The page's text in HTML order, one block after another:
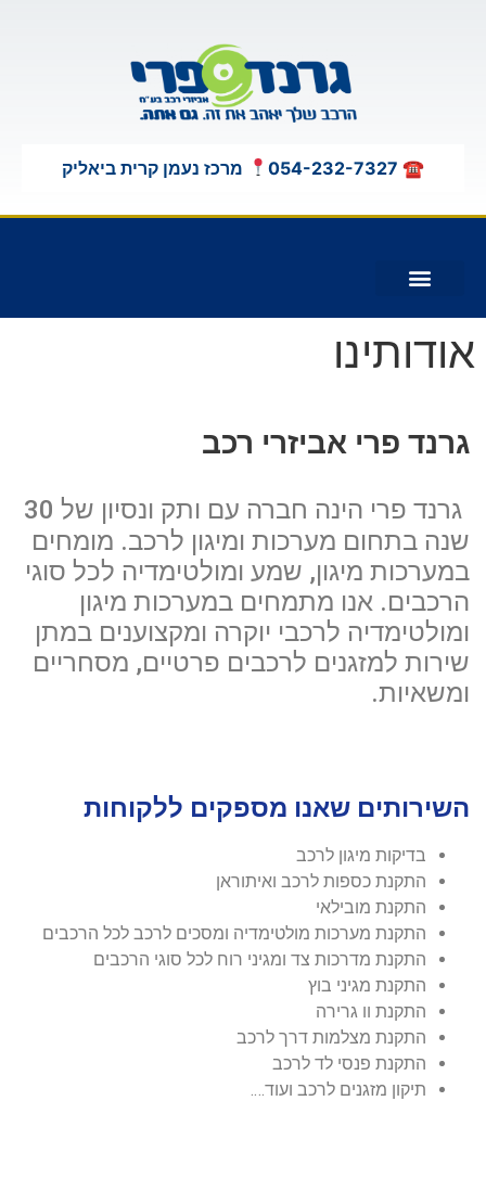
☎ 054-232-7327 מרכז נעמן קרית ביאליק
אודותינו
גרנד פרי אביזרי רכב
גרנד פרי הינה חברה עם ותק ונסיון
של 30
שנה בתחום מערכות ומיגון לרכב. מומחים
במערכות מיגון, שמע ומולטימדיה לכל סוגי
הרכבים. אנו מתמחים במערכות מיגון
ומולטימדיה לרכבי יוקרה ומקצוענים במתן
שירות למזגנים לרכבים פרטיים, מסחריים
ומשאיות.
השירותים שאנו מספקים ללקוחות
בדיקות מיגון לרכב
התקנת כספות לרכב ואיתוראן
התקנת מובילאי
התקנת מערכות מולטימדיה ומסכים לרכב לכל הרכבים
התקנת מדרכות צד ומגיני רוח לכל סוגי הרכבים
התקנת מגיני בוץ
התקנת וו גרירה
התקנת מצלמות דרך לרכב
התקנת פנסי לד לרכב
תיקון מזגנים לרכב ועוד….